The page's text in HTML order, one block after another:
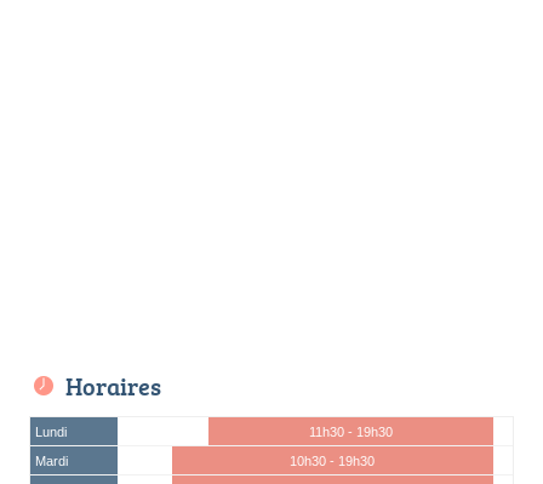
Horaires
Lundi
11h30 - 19h30
Mardi
10h30 - 19h30